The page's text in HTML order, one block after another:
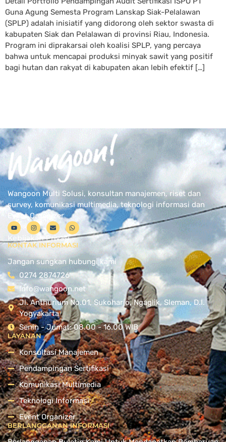
Guna Agung Semesta Program Lanskap Siak-Pelalawan
(SPLP) adalah inisiatif yang didorong oleh sektor swasta di
kabupaten Siak dan Pelalawan di provinsi Riau, Indonesia.
Program ini diprakarsai oleh koalisi SPLP, yang percaya
bahwa untuk mencapai produksi minyak sawit yang positif
bagi hutan dan rakyat di kabupaten akan lebih efektif […]
Wangoon Multi Solusi, konsultan manajemen, riset dan
survey, komunikasi multimedia, teknologi informasi dan
Event Organizer
Kebijakan Privasi
KONTAK INFORMASI
Jangan sungkan hubungi kami
0274 2874726
Info@wangoon.net
Jl. Anthurium No.01, Sukoharjo, Ngaglik, Sleman, D.I.
Yogyakarta
Senin - Jumat: 08.00 - 16.00 WIB
LAYANAN
Konsultasi Manajemen
Pendampingan Sertifikasi
Komunikasi Multimedia
Teknologi Informasi
Event Organizer
BERLANGGANAN INFORMASI